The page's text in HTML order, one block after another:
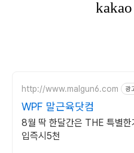
http://www.malgun6.com 광
WPF 말근육닷컴
8월 딱 한달간은 THE 특별
입즉시5천